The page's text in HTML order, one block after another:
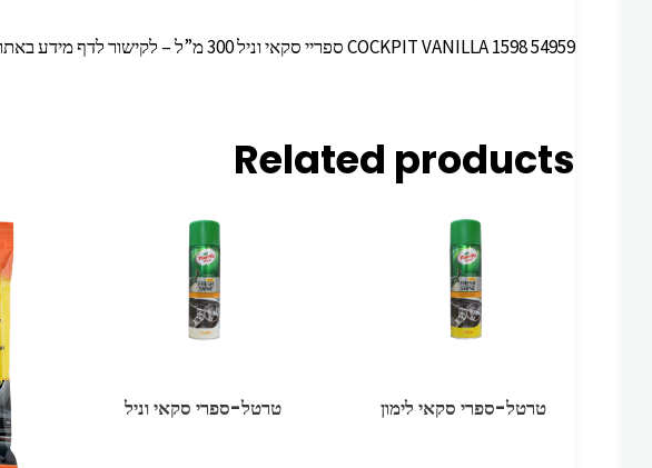
54959 1598 COCKPIT VANILLA ספריי סקאי וניל 300 מ”ל – לקישור לדף מידע באתר היצרן
Related products
טרטל-ספרי סקאי לימון טרטל-ספרי סקאי וניל